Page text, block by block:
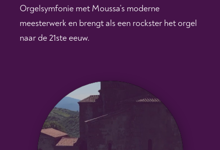
Orgelsymfonie met Moussa’s moderne
meesterwerk en brengt als een rockster het orgel
naar de 21ste eeuw.